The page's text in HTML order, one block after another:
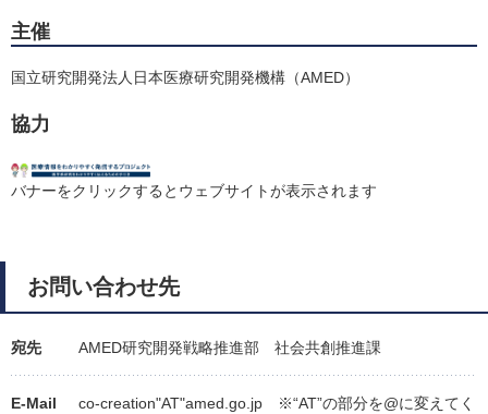
主催
国立研究開発法人日本医療研究開発機構（AMED）
協力
バナーをクリックするとウェブサイトが表示されます
お問い合わせ先
宛先 AMED研究開発戦略推進部 社会共創推進課
E-Mail
co-creation"AT"amed.go.jp ※“AT”の部分を@に変えてく